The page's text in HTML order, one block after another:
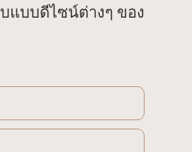
แบบดีไซน์ต่างๆ ของ